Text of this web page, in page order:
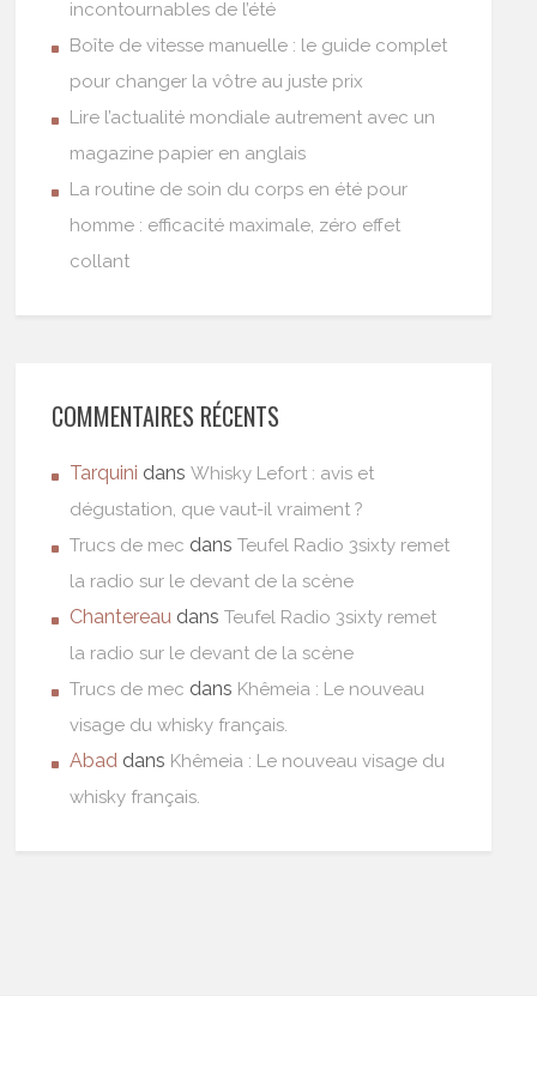
incontournables de l’été
Boîte de vitesse manuelle : le guide complet
pour changer la vôtre au juste prix
Lire l’actualité mondiale autrement avec un
magazine papier en anglais
La routine de soin du corps en été pour
homme : efficacité maximale, zéro effet
collant
COMMENTAIRES RÉCENTS
Tarquini dansWhisky Lefort : avis et
dégustation, que vaut-il vraiment ?
Trucs de mec dansTeufel Radio 3sixty remet
la radio sur le devant de la scène
Chantereau dansTeufel Radio 3sixty remet
la radio sur le devant de la scène
Trucs de mec dans Khêmeia : Le nouveau
visage du whisky français.
Abad dans Khêmeia : Le nouveau visage du
whisky français.